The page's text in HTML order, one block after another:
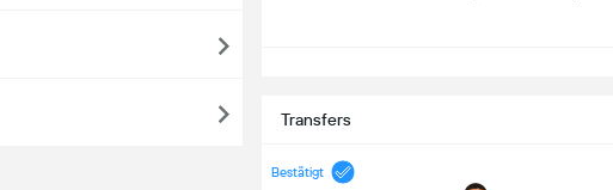
Transfers
Bestätigt